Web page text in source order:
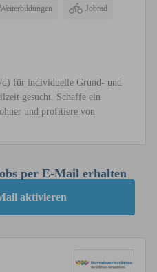
Weiterbildungen Jobrad
d) für individuelle Grund- und
gesucht. Schaffe ein
und profitiere von
per E-Mail erhalten
aktivieren